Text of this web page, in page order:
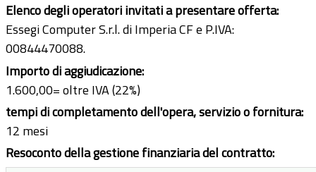
Elenco degli operatori invitati a presentare offerta:
Essegi Computer S.r.l. di Imperia CF e P.IVA:
00844470088.
Importo di aggiudicazione:
1.600,00= oltre IVA (22%)
tempi di completamento dell'opera, servizio o fornitura:
12 mesi
Resoconto della gestione finanziaria del contratto: